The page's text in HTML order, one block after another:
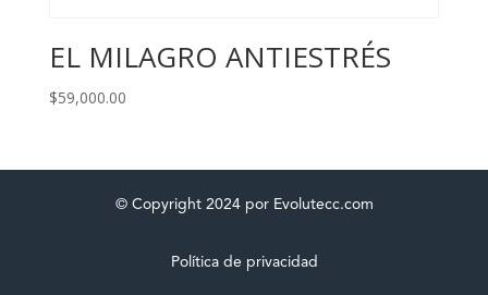
EL MILAGRO ANTIESTRÉS
$59,000.00
© Copyright 2024 por Evolutecc.com
Política de privacidad